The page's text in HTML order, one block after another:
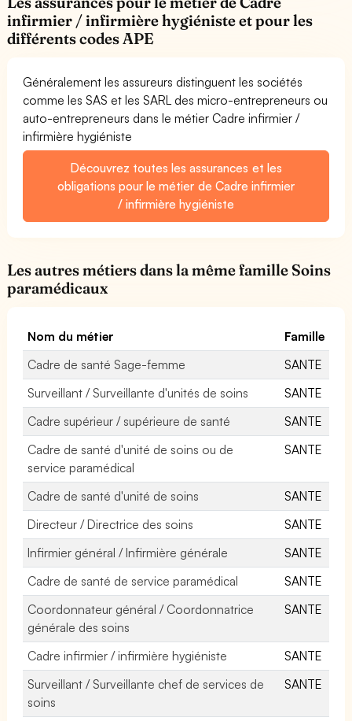
infirmier / infirmière hygiéniste et pour les
différents codes APE
Généralement les assureurs distinguent les sociétés
comme les SAS et les SARL des micro-entrepreneurs ou
auto-entrepreneurs dans le métier Cadre infirmier /
infirmière hygiéniste
Découvrez toutes les assurances et les
obligations pour le métier de Cadre infirmier
/ infirmière hygiéniste
Les autres métiers dans la même famille Soins
paramédicaux
Nom du métier
Famille
Cadre de santé Sage-femme
SANTE
Surveillant / Surveillante d'unités de soins
SANTE
Cadre supérieur / supérieure de santé
SANTE
Cadre de santé d'unité de soins ou de
service paramédical
SANTE
Cadre de santé d'unité de soins
SANTE
Directeur / Directrice des soins
SANTE
Infirmier général / Infirmière générale
SANTE
Cadre de santé de service paramédical
SANTE
Coordonnateur général / Coordonnatrice
générale des soins
SANTE
Cadre infirmier / infirmière hygiéniste
SANTE
Surveillant / Surveillante chef de services de
soins
SANTE